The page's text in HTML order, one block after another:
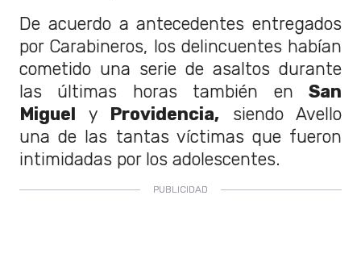
De acuerdo a antecedentes entregados
por Carabineros, los delincuentes habían
cometido una serie de asaltos durante
las últimas horas también en San
Miguel yProvidencia, siendo Avello
una de las tantas víctimas que fueron
intimidadas por los adolescentes.